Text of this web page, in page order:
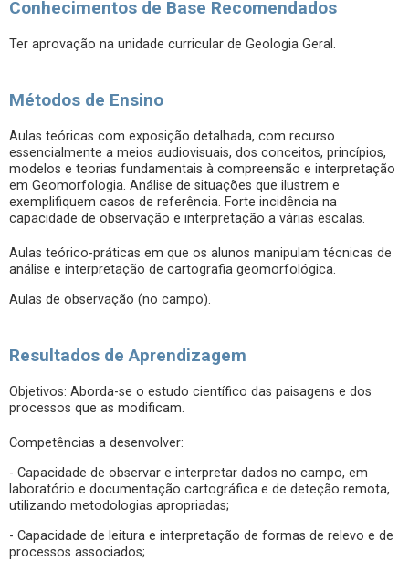
Conhecimentos de Base Recomendados
Ter aprovação na unidade curricular de Geologia Geral.
Métodos de Ensino
Aulas teóricas com exposição detalhada, com recurso
essencialmente a meios audiovisuais, dos conceitos, princípios,
modelos e teorias fundamentais à compreensão e interpretação
em Geomorfologia. Análise de situações que ilustrem e
exemplifiquem casos de referência. Forte incidência na
capacidade de observação e interpretação a várias escalas.
Aulas teórico-práticas em que os alunos manipulam técnicas de
análise e interpretação de cartografia geomorfológica.
Aulas de observação (no campo).
Resultados de Aprendizagem
Objetivos: Aborda-se o estudo científico das paisagens e dos
processos que as modificam.
Competências a desenvolver:
- Capacidade de observar e interpretar dados no campo, em
laboratório e documentação cartográfica e de deteção remota,
utilizando metodologias apropriadas;
- Capacidade de leitura e interpretação de formas de relevo e de
processos associados;